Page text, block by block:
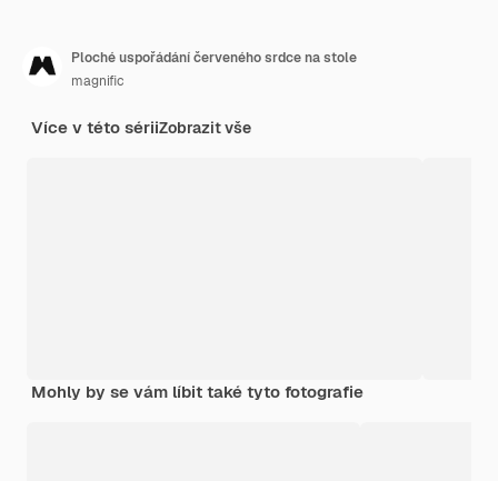
Ploché uspořádání červeného srdce na stole
magnific
Více v této sériiZobrazit vše
Mohly by se vám líbit také tyto fotografie